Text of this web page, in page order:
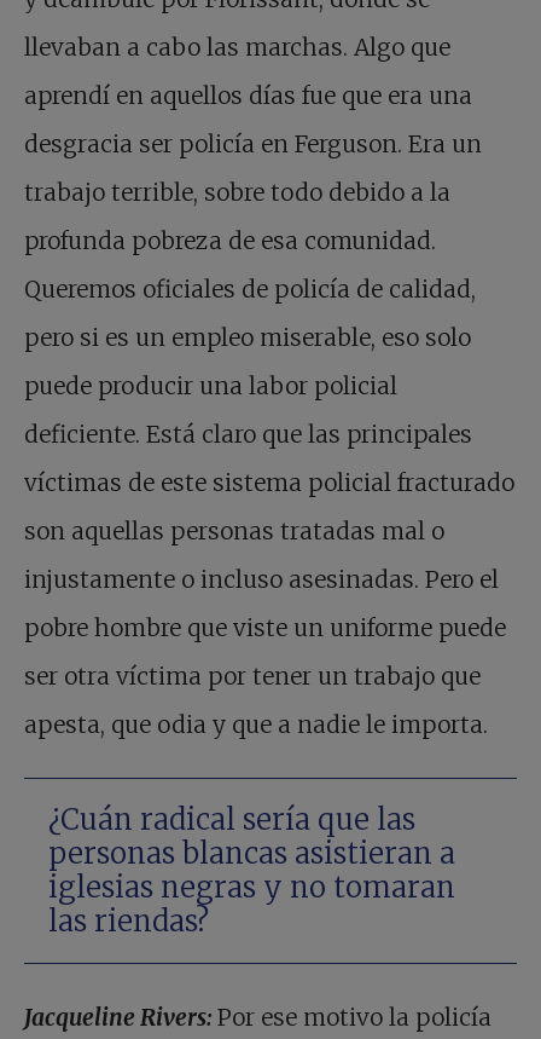
llevaban a cabo las marchas. Algo que
aprendí en aquellos días fue que era una
desgracia ser policía en Ferguson. Era un
trabajo terrible, sobre todo debido a la
profunda pobreza de esa comunidad.
Queremos oficiales de policía de calidad,
pero si es un empleo miserable, eso solo
puede producir una labor policial
deficiente. Está claro que las principales
víctimas de este sistema policial fracturado
son aquellas personas tratadas mal o
injustamente o incluso asesinadas. Pero el
pobre hombre que viste un uniforme puede
ser otra víctima por tener un trabajo que
apesta, que odia y que a nadie le importa.
¿Cuán radical sería que las
personas blancas asistieran a
iglesias negras y no tomaran
las riendas?
Jacqueline Rivers: Por ese motivo la policía